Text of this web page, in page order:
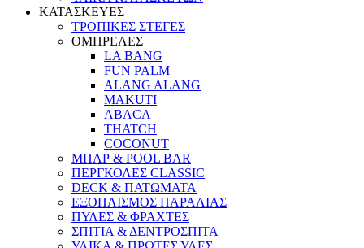
ΚΑΤΑΣΚΕΥΕΣ
ΤΡΟΠΙΚΕΣ ΣΤΕΓΕΣ
ΟΜΠΡΕΛΕΣ
LA BANG
FUN PALM
ALANG ALANG
MAKUTI
ABACA
THATCH
COCONUT
ΜΠΑΡ & POOL BAR
ΠΕΡΓΚΟΛΕΣ CLASSIC
DECK & ΠΑΤΩΜΑΤΑ
ΕΞΟΠΛΙΣΜΟΣ ΠΑΡΑΛΙΑΣ
ΠΥΛΕΣ & ΦΡΑΧΤΕΣ
ΣΠΙΤΙΑ & ΔΕΝΤΡΟΣΠΙΤΑ